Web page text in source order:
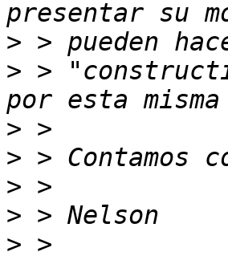
>
> >
>
>
>
>
> >